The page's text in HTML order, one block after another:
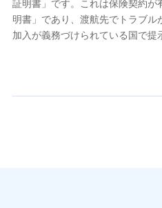
証明書」です。これは保険契約
明書」であり、渡航先でトラブ
加入が義務づけられている国で提